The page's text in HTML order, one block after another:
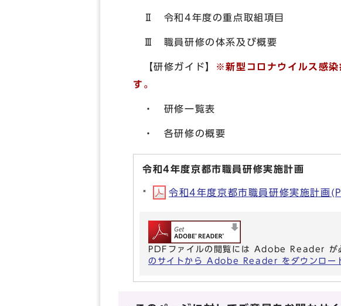
Ⅱ 令和4年度の重点取組項目
Ⅲ 職員研修の体系及び概要
【研修ガイド】
※新型コロナウイルス感染
す。
・ 研修一覧表
・ 各研修の概要
令和4年度京都市職員研修実施計画
令和4年度京都市職員研修実施計画
PDFファイルの閲覧には Adobe Reader が
のサイトから Adobe Reader をダウンロー